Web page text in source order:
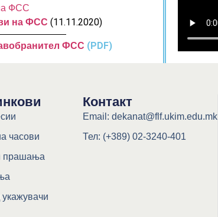
ФСС
на ФСС (11.11.2020)
ФСС (PDF)
часови
прашања
Контакт
Email: dekanat@flf.ukim.edu.mk
Тел: (+389) 02-3240-401